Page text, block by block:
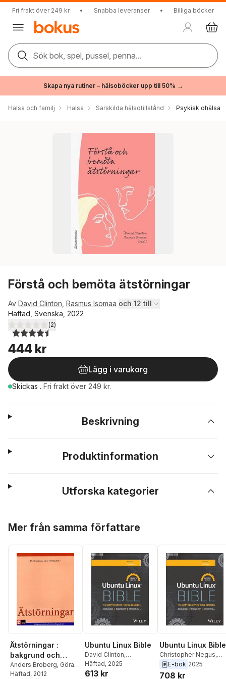
Fri frakt över 249 kr • Snabba leveranser • Billiga böcker
Sök bok, spel, pussel, penna...
Skapa nya rutiner – hälsoböcker upp till 50% →
Hälsa och familj Hälsa Särskilda hälsotillstånd Psykisk ohälsa
Förstå och bemöta ätstörningar
Av David Clinton Rasmus Isomaa och 12 till
Häftad, Svenska, 2022
4,5utav 5 stjärnor. Totalt antal röster:
(2)
444 kr
Lägg i varukorg
Skickas . Fri frakt över 249 kr.
Beskrivning
Produktinformation
Utforska kategorier
Mer från samma författare
Ätstörningar :
bakgrund och
aktuella
behandlingsmetod
Anders Broberg, Göran
Carlsson,David Clinton
Häftad, 2012
Ubuntu Linux Bible
David Clinton,
Christopher Negus
Häftad, 2025
613 kr
Ubuntu Linux Bible
Christopher Negus,
David Clinton
E-bok 2025
708 kr